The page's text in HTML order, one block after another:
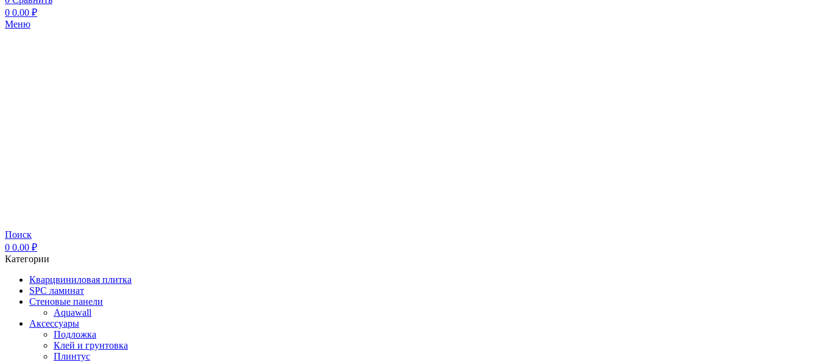
0 0.00 ₽
Меню
Поиск
0 0.00 ₽
Категории
Кварцвиниловая плитка
SPC ламинат
Стеновые панели
Aquawall
Аксессуары
Подложка
Клей и грунтовка
Плинтус